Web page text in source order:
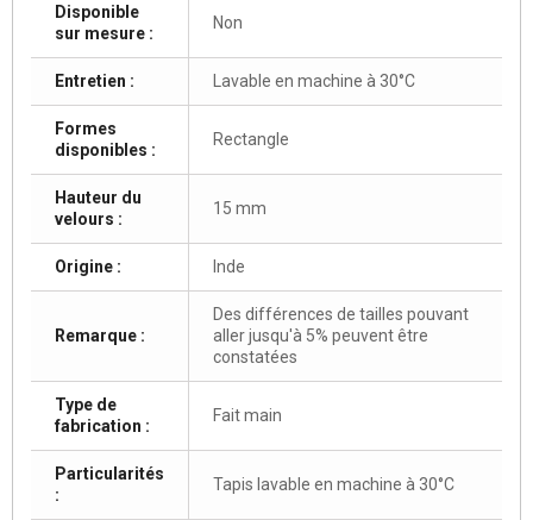
Disponible
sur mesure :
Non
Entretien : Lavable en machine à 30°C
Formes
disponibles :
Rectangle
Hauteur du
velours :
15 mm
Origine : Inde
Remarque :
Des différences de tailles pouvant
aller jusqu'à 5% peuvent être
constatées
Type de
fabrication :
Fait main
Particularités
:
Tapis lavable en machine à 30°C